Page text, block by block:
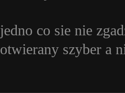
jedno co sie nie
otwierany szyber a